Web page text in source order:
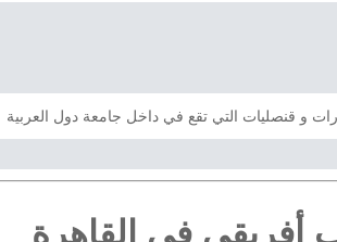
و قنصليات التي تقع في داخل جامعة دول العربية
أفريقي في القاهرة